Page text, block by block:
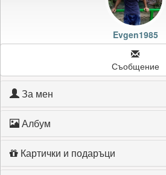
Картичките на Evgen1985
Evgen1985
Съобщение
За мен
Албум
Картички и подаръци